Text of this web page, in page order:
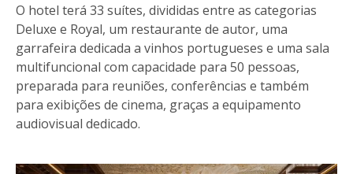
O hotel terá 33 suítes, divididas entre as categorias
Deluxe e Royal, um restaurante de autor, uma
garrafeira dedicada a vinhos portugueses e uma sala
multifuncional com capacidade para 50 pessoas,
preparada para reuniões, conferências e também
para exibições de cinema, graças a equipamento
audiovisual dedicado.